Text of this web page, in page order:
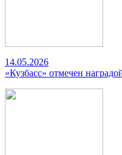
14.05.2026
«Кузбасс» отмечен